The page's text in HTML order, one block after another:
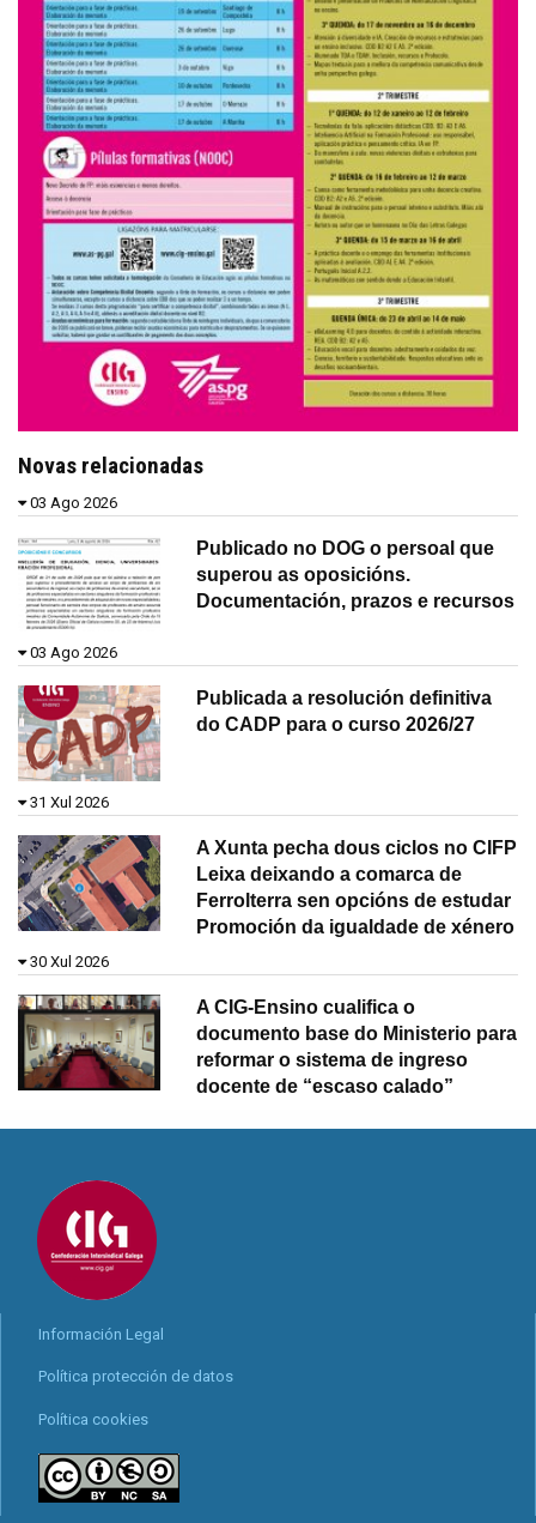
Novas relacionadas
03 Ago 2026
Publicado no DOG o persoal que
superou as oposicións.
Documentación, prazos e recursos
03 Ago 2026
Publicada a resolución definitiva
do CADP para o curso 2026/27
31 Xul 2026
A Xunta pecha dous ciclos no CIFP
Leixa deixando a comarca de
Ferrolterra sen opcións de estudar
Promoción da igualdade de xénero
30 Xul 2026
A CIG-Ensino cualifica o
documento base do Ministerio para
reformar o sistema de ingreso
docente de “escaso calado”
Información Legal
Política protección de datos
Política cookies